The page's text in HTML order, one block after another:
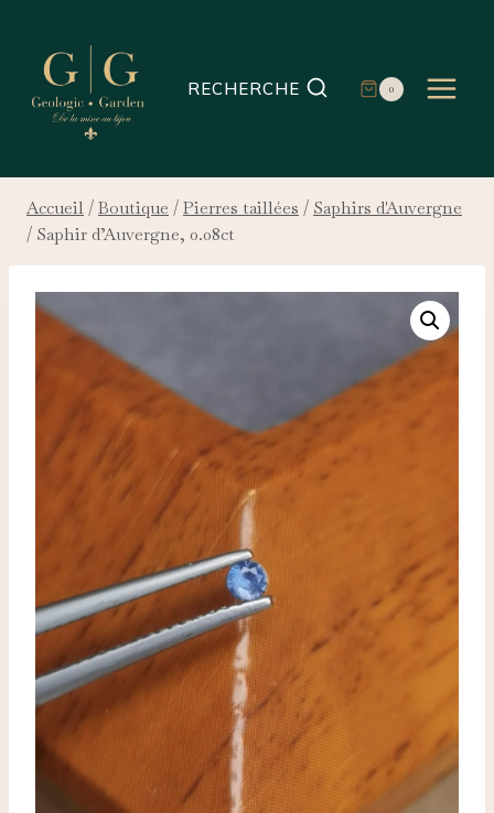
contenu
RECHERCHE 0
Accueil / Boutique / Pierres taillées / Saphirs d'Auvergne
/ Saphir d’Auvergne, 0.08ct